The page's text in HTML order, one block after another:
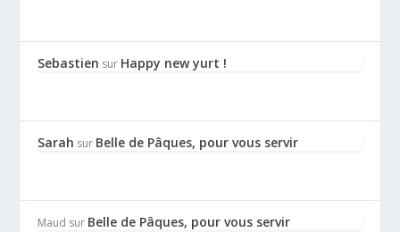
Sebastien sur Happy new yurt !
Sarah sur Belle de Pâques, pour vous servir
Maud sur Belle de Pâques, pour vous servir